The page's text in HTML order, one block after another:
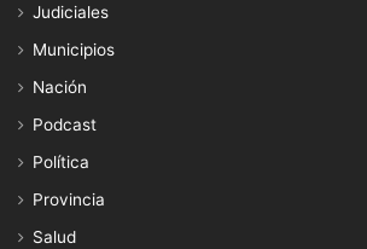
Judiciales
Municipios
Nación
Podcast
Política
Provincia
Salud